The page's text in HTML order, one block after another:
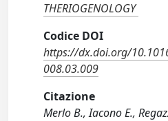
THERIOGENOLOGY
Codice DOI
https://dx.doi.org/
008.03.009
Citazione
Merlo B., Iacono E.,